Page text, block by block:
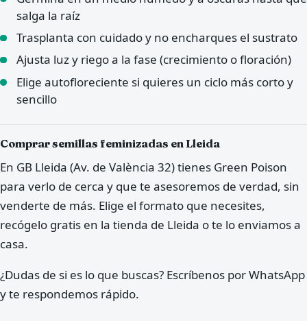
salga la raíz
Trasplanta con cuidado y no encharques el sustrato
Ajusta luz y riego a la fase (crecimiento o floración)
Elige autofloreciente si quieres un ciclo más corto y
sencillo
Comprar semillas feminizadas en Lleida
En GB Lleida (Av. de València 32) tienes Green Poison
para verlo de cerca y que te asesoremos de verdad, sin
venderte de más. Elige el formato que necesites,
recógelo gratis en la tienda de Lleida o te lo enviamos a
casa.
¿Dudas de si es lo que buscas? Escríbenos por WhatsApp
y te respondemos rápido.